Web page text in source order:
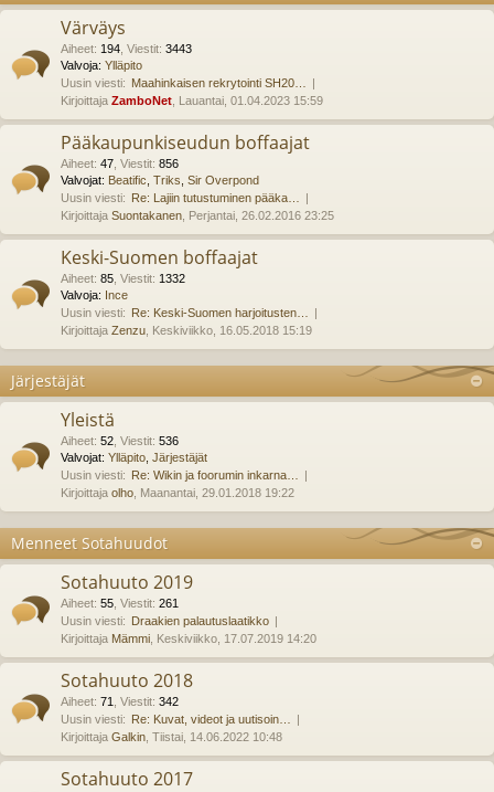
Värväys
Aiheet: 194 Viestit: 3443
Valvoja: Ylläpito
Uusin viesti: Maahinkaisen rekrytointi SH20…
Kirjoittaja ZamboNet , Lauantai, 01.04.2023 15:59
Pääkaupunkiseudun boffaajat
Aiheet: 47 Viestit: 856
Valvojat: Beatific Triks Sir Overpond
Uusin viesti: Re: Lajiin tutustuminen pääka…
Kirjoittaja Suontakanen , Perjantai, 26.02.2016 23:25
Keski-Suomen boffaajat
Aiheet: 85 Viestit: 1332
Valvoja: Ince
Uusin viesti: Re: Keski-Suomen harjoitusten…
Kirjoittaja Zenzu , Keskiviikko, 16.05.2018 15:19
Järjestäjät
Yleistä
Aiheet: 52 Viestit: 536
Valvojat: Ylläpito Järjestäjät
Uusin viesti: Re: Wikin ja foorumin inkarna…
Kirjoittaja olho , Maanantai, 29.01.2018 19:22
Menneet Sotahuudot
Sotahuuto 2019
Aiheet: 55 Viestit: 261
Uusin viesti: Draakien palautuslaatikko
Kirjoittaja Mämmi , Keskiviikko, 17.07.2019 14:20
Sotahuuto 2018
Aiheet: 71 Viestit: 342
Uusin viesti: Re: Kuvat, videot ja uutisoin…
Kirjoittaja Galkin , Tiistai, 14.06.2022 10:48
Sotahuuto 2017